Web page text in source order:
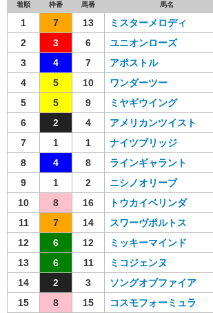
着順 枠番 馬番 馬名
1 7 13 ミスターメロディ
2
3 6 ユニオンローズ
3
4 7 アポストル
4
5 10 ワンダーツー
5
5 9 ミヤギウイング
6
2 4 アメリカンツイスト
7
1 1 ナイツブリッジ
8
4 8 ラインギャラント
9
1 2 ニシノオリーブ
10
8 16 トウカイベリンダ
11
7 14 スワーヴポルトス
12
6 12 ミッキーマインド
13
6 11 ミコジェンヌ
14
2 3 ソングオブファイア
15
8 15 コスモフォーミュラ